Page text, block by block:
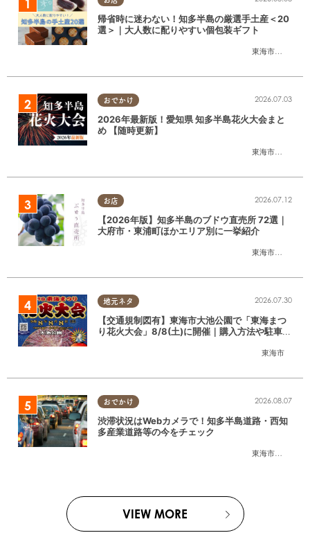
東海市
,大府市
帰省時に迷わない！知多半島の厳選手土産＜20
選＞｜大人数に配りやすい個包装ギフト
おでかけ
東海市
,大府市
2026.07.03
2026年最新版！愛知県 知多半島花火大会まと
め 【随時更新】
お店
東海市
,大府市
2026.07.12
【2026年版】知多半島のブドウ直売所 72選｜
大府市・東浦町ほかエリア別に一挙紹介
地元ネタ
東海市
2026.07.30
【交通規制図有】東海市大池公園で「東海まつ
り花火大会」8/8(土)に開催｜購入方法や駐車場
おでかけ
東海市
,大府市
2026.08.07
渋滞状況はWebカメラで！知多半島道路・西知
多産業道路等の今をチェック
VIEW MORE